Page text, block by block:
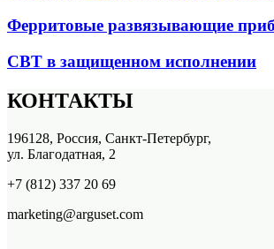
Ферритовые развязывающие
СВТ в защищенном исполнении
КОНТАКТЫ
196128, Россия, Санкт-Петербург,
ул. Благодатная, 2
+7 (812) 337 20 69
marketing@arguset.com